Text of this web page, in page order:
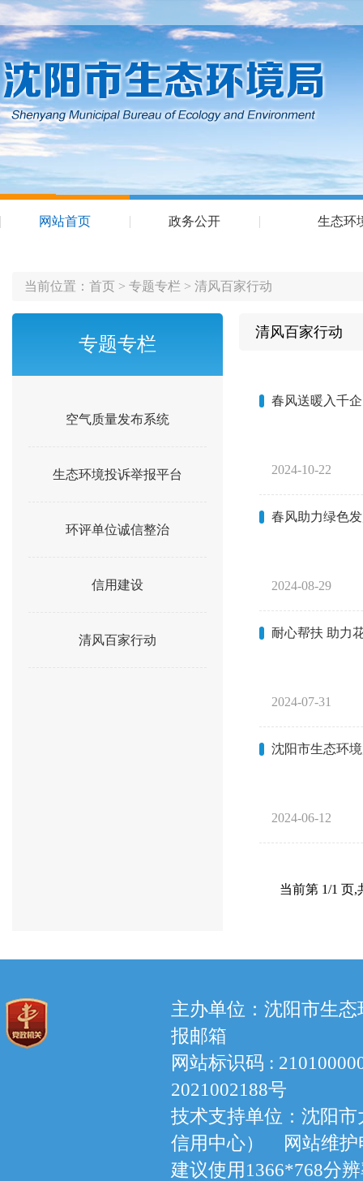
网站首页 政务公开 生态环
当前位置： 首页 > 专题专栏 > 清风百家行动
专题专栏
空气质量发布系统
生态环境投诉举报平台
环评单位诚信整治
信用建设
清风百家行动
清风百家行动
春风送暖入千
2024-10-22
春风助力绿色
2024-08-29
耐心帮扶 助力
2024-07-31
沈阳市生态环
2024-06-12
当前第 1/1 页,
主办单位：沈阳市生
报邮箱
网站标识码 :
2021002188号
技术支持单位：沈阳
信用中心） 网站维护
建议使用1366*768分